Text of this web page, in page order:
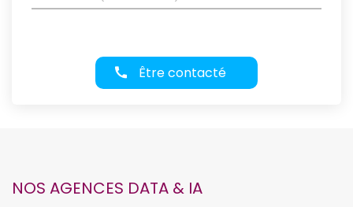
Être contacté
NOS AGENCES DATA & IA